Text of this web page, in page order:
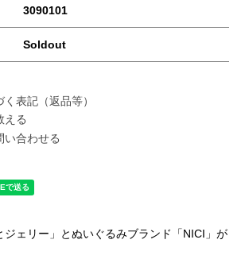
3090101
Soldout
表記（返品等）
える
い合わせる
ジェリー」とぬいぐるみブランド「NICI」が